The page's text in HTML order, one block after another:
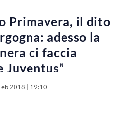
Primavera, il dito
adesso la
ci faccia
Juventus”
2018 | 19:10